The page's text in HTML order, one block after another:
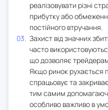
реалізовувати різні
прибутку або
постійного втручання.
Захист від значних
часто
що дозволяє
Якщо ринок рухається
спрацьовує та
тим самим
особливо важливо в